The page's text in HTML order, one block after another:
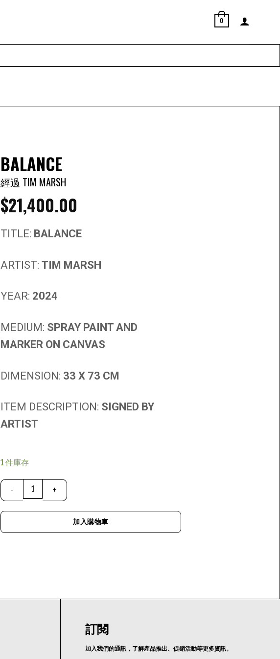
0
BALANCE
經過 TIM MARSH
$21,400.00
TITLE: BALANCE
ARTIST: TIM MARSH
YEAR: 2024
MEDIUM: SPRAY PAINT AND
MARKER ON CANVAS
DIMENSION: 33 X 73 CM
ITEM DESCRIPTION: SIGNED BY
ARTIST
1 件庫存
加入購物車
訂閱
加入我們的通訊，了解產品推出、促銷活動等更多資訊。